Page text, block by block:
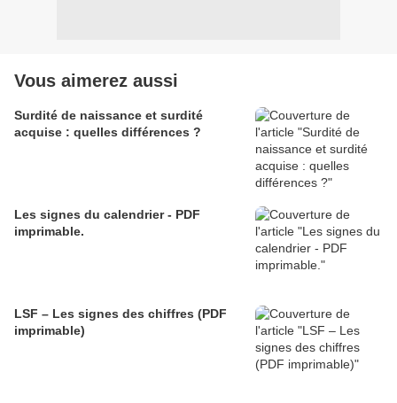
Vous aimerez aussi
Surdité de naissance et surdité
acquise : quelles différences ?
Les signes du calendrier - PDF
imprimable.
LSF – Les signes des chiffres (PDF
imprimable)